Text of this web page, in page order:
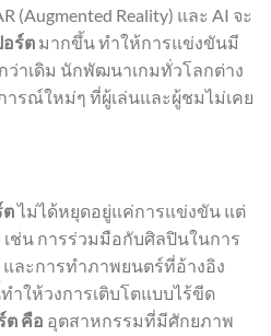
(Augmented Reality) และ AI จะ
อร์ต มากขึ้น ทำให้การแข่งขันมี
าเดิม นักพัฒนาเกมทั่วโลกต่าง
รณ์ใหม่ๆ ที่ผู้เล่นและผู้ชมไม่เคย
ตไม่ได้หยุดอยู่แค่การแข่งขัน แต่
เช่น การร่วมมือกับศิลปินในการ
และการทำภาพยนตร์ที่อ้างอิง
ำให้วงการเติบโตแบบไร้ขีด
ต คือ อุตสาหกรรมที่มีศักยภาพ